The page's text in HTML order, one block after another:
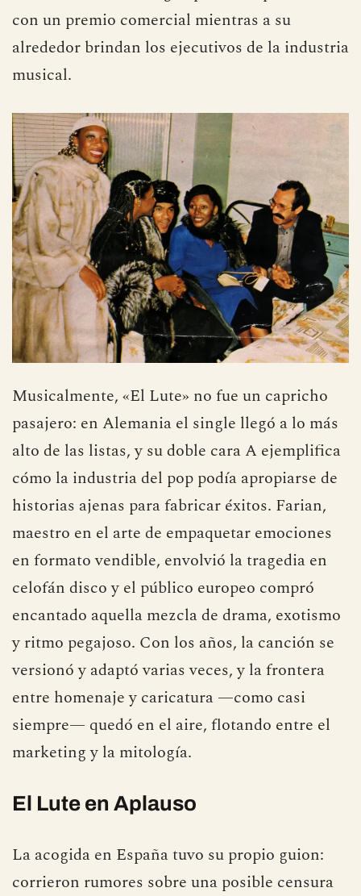
con un premio comercial mientras a su
alrededor brindan los ejecutivos de la industria
musical.
Musicalmente, «El Lute» no fue un capricho
pasajero: en Alemania el single llegó a lo más
alto de las listas, y su doble cara A ejemplifica
cómo la industria del pop podía apropiarse de
historias ajenas para fabricar éxitos. Farian,
maestro en el arte de empaquetar emociones
en formato vendible, envolvió la tragedia en
celofán disco y el público europeo compró
encantado aquella mezcla de drama, exotismo
y ritmo pegajoso. Con los años, la canción se
versionó y adaptó varias veces, y la frontera
entre homenaje y caricatura —como casi
siempre— quedó en el aire, flotando entre el
marketing y la mitología.
El Lute en Aplauso
La acogida en España tuvo su propio guion:
corrieron rumores sobre una posible censura